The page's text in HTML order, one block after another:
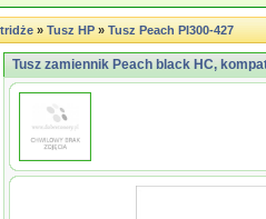
»Tusz HP»Tusz Peach PI300-427
Tusz zamiennik Peach black HC,